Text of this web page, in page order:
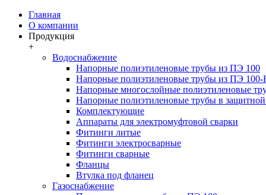
Главная
О компании
Продукция
+
Водоснабжение
Напорные полиэтиленовые трубы из ПЭ 100
Напорные полиэтиленовые трубы из ПЭ 100-
Напорные многослойные полиэтиленовые
Напорные полиэтиленовые трубы в защитной
Комплектующие
Аппараты для электромуфтовой сварки
Фитинги литые
Фитинги электросварные
Фитинги сварные
Фланцы
Втулка под фланец
Газоснабжение